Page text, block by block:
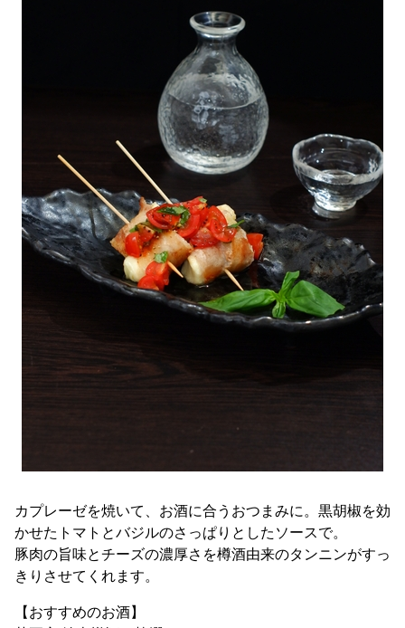
カプレーゼを焼いて、お酒に合うおつまみに。黒胡椒を効
かせたトマトとバジルのさっぱりとしたソースで。
豚肉の旨味とチーズの濃厚さを樽酒由来のタンニンがすっ
きりさせてくれます。
【おすすめのお酒】